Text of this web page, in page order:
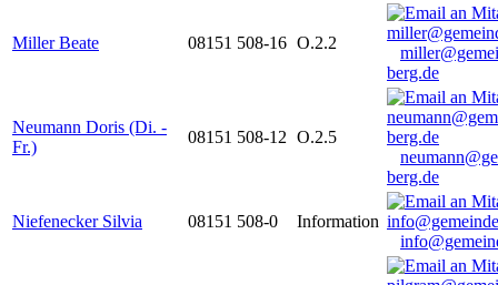
Miller Beate 08151 508-16 O.2.2
berg.de
Neumann Doris (Di. -
Fr.)
08151 508-12 O.2.5
berg.de
Niefenecker Silvia 08151 508-0
Information